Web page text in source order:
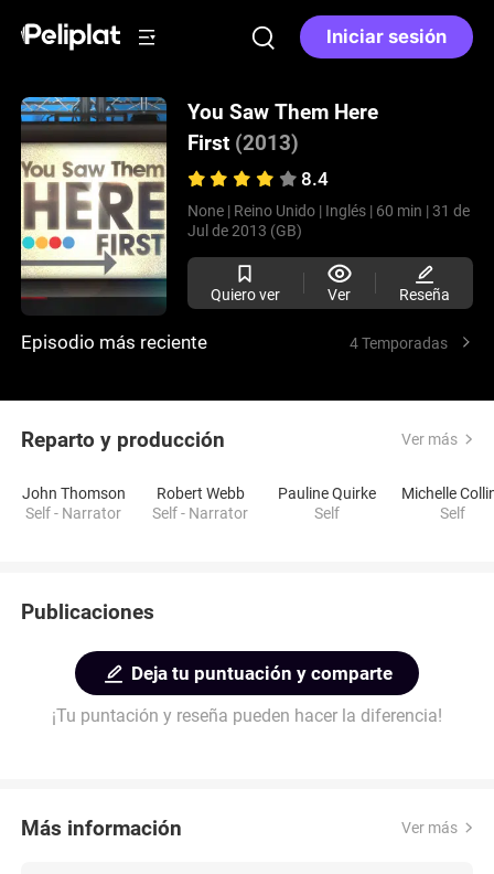
Iniciar sesión
You Saw Them Here
First (2013)
8.4
None | Reino Unido | Inglés | 60 min | 31 de
Jul de 2013 (GB)
Quiero ver Ver Reseña
Episodio más reciente 4 Temporadas
Reparto y producción Ver más
John Thomson
Self - Narrator
Robert Webb
Self - Narrator
Pauline Quirke
Self
Michelle
Self
Publicaciones
Deja tu puntuación y comparte
¡Tu puntación y reseña pueden hacer la diferencia!
Más información Ver más